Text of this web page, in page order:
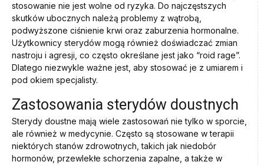
stosowanie nie jest wolne od ryzyka. Do najczęstszych
skutków ubocznych należą problemy z wątrobą,
podwyższone ciśnienie krwi oraz zaburzenia hormonalne.
Użytkownicy sterydów mogą również doświadczać zmian
nastroju i agresji, co często określane jest jako “roid rage”.
Dlatego niezwykle ważne jest, aby stosować je z umiarem i
pod okiem specjalisty.
Zastosowania sterydów doustnych
Sterydy doustne mają wiele zastosowań nie tylko w sporcie,
ale również w medycynie. Często są stosowane w terapii
niektórych stanów zdrowotnych, takich jak niedobór
hormonów, przewlekłe schorzenia zapalne, a także w